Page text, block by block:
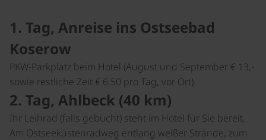
1. Tag, Anreise ins Ostseebad
Koserow
PKW-Parkplatz beim Hotel (August und September € 13,-
sowie restliche Zeit € 6,50 pro Tag, vor Ort).
2. Tag, Ahlbeck (40 km)
Ihr Leihrad (falls gebucht) steht im Hotel für Sie bereit.
Am Ostseeküstenradweg entlang weißer Strände, zum